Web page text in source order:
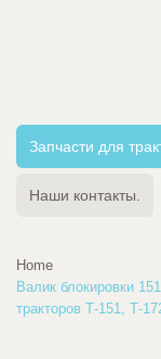
Запчасти для
Наши контакты.
Home
Валик блокировки
тракторов Т-151, Т-